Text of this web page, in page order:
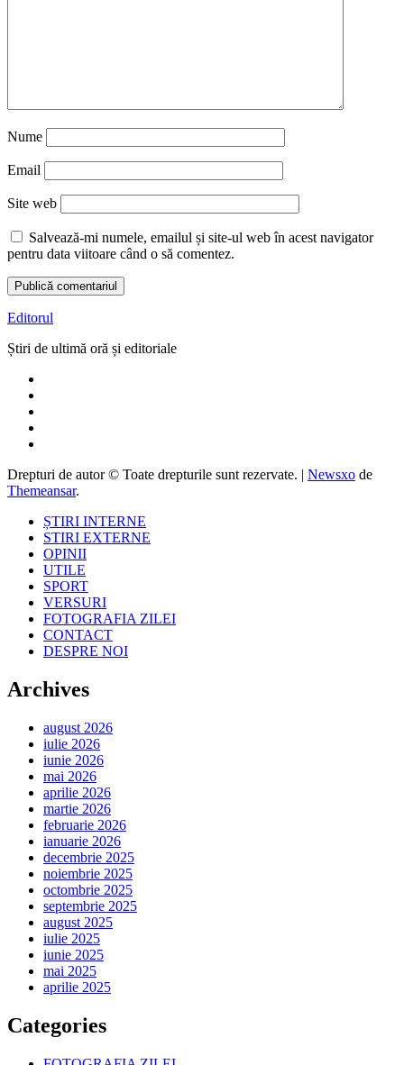
Nume
Email
Site web
Salvează-mi numele, emailul și site-ul web în acest navigator
pentru data viitoare când o să comentez.
Editorul
Știri de ultimă oră și editoriale
Drepturi de autor © Toate drepturile sunt rezervate. | Newsxo de
Themeansar.
ȘTIRI INTERNE
STIRI EXTERNE
OPINII
UTILE
SPORT
VERSURI
FOTOGRAFIA ZILEI
CONTACT
DESPRE NOI
Archives
august 2026
iulie 2026
iunie 2026
mai 2026
aprilie 2026
martie 2026
februarie 2026
ianuarie 2026
decembrie 2025
noiembrie 2025
octombrie 2025
septembrie 2025
august 2025
iulie 2025
iunie 2025
mai 2025
aprilie 2025
Categories